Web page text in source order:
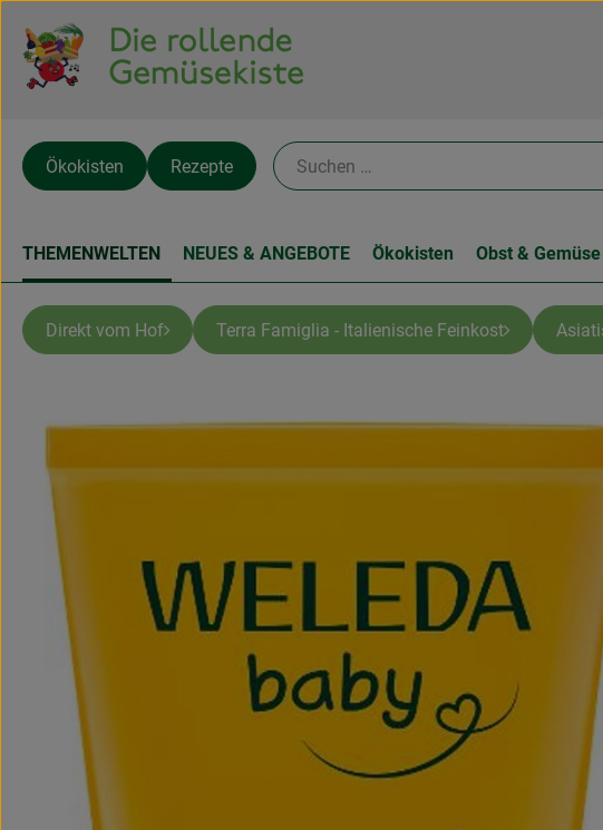
Ökokisten Rezepte
THEMENWELTEN NEUES & ANGEBOTE Ökokisten Obst & Gemüse
Direkt vom Hof Terra Famiglia - Italienische Feinkost